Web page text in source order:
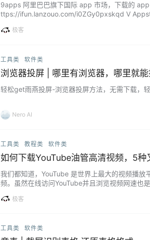
9apps 阿里巴巴旗下国际 app 市场，下载的
ttps://ifun.lanzouo.com/i0ZGy0pxskqd V
分…...
极客
工具类 软件类
浏览器投屏 | 哪里有浏览器，哪里就能
轻松get雨燕投屏-浏览器投屏方法，无需下载，
Nero AI
工具类 教程类 软件类
如何下载YouTube油管高清视频，5种
我们都知道，YouTube 是世界上最大的视频播
频。虽然在线访问YouTube并且浏览视频网速也
整理了几种免费的方式，大家可以根据自己的情
极客
工具类 软件类